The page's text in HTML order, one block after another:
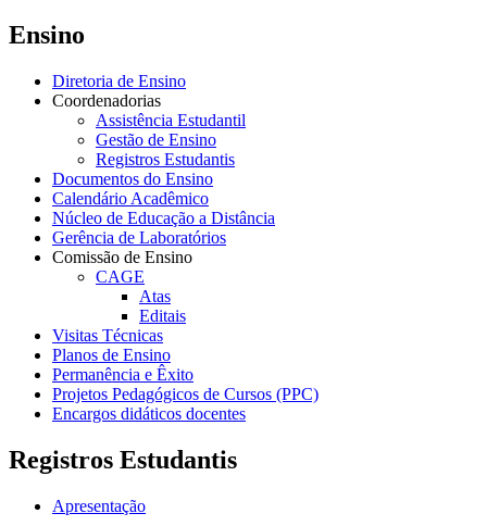
Ensino
Diretoria de Ensino
Coordenadorias
Assistência Estudantil
Gestão de Ensino
Registros Estudantis
Documentos do Ensino
Calendário Acadêmico
Núcleo de Educação a Distância
Gerência de Laboratórios
Comissão de Ensino
CAGE
Atas
Editais
Visitas Técnicas
Planos de Ensino
Permanência e Êxito
Projetos Pedagógicos de Cursos (PPC)
Encargos didáticos docentes
Registros Estudantis
Apresentação